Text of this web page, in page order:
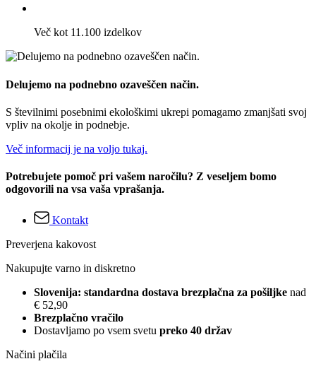
Več kot 11.100 izdelkov
Delujemo na podnebno ozaveščen način.
S številnimi posebnimi ekološkimi ukrepi pomagamo zmanjšati svoj
vpliv na okolje in podnebje.
Več informacij je na voljo tukaj.
Potrebujete pomoč pri vašem naročilu? Z veseljem bomo
odgovorili na vsa vaša vprašanja.
Kontakt
Preverjena kakovost
Nakupujte varno in diskretno
Slovenija: standardna dostava brezplačna za pošiljke nad
€ 52,90
Brezplačno vračilo
Dostavljamo po vsem svetu preko 40 držav
Načini plačila